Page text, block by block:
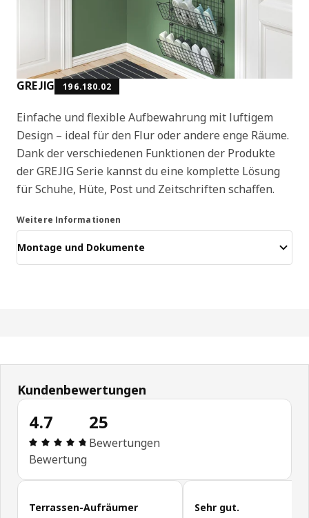
GREJIG 196.180.02
Einfache und flexible Aufbewahrung mit luftigem
Design – ideal für den Flur oder andere enge Räume.
Dank der verschiedenen Funktionen der Produkte
der GREJIG Serie kannst du eine komplette Lösung
für Schuhe, Hüte, Post und Zeitschriften schaffen.
Weitere Informationen
Montage und Dokumente
Kundenbewertungen
4.7
Bewertung: 4.7 von 5 Sterne Alle Bewertungen:
Bewertung
25
Bewertungen
Kundenbewertungen überspringen
Terrassen-Aufräumer
Sehr gut.